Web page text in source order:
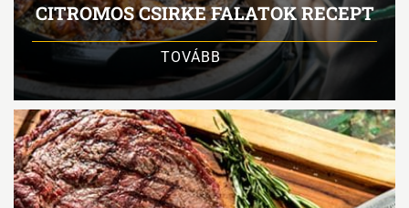
CITROMOS CSIRKE FALATOK RECEPT
TOVÁBB